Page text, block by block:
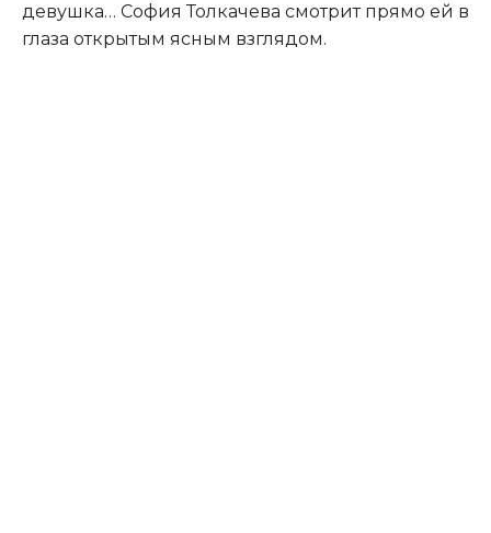
девушка… София Толкачева смотрит прямо ей в
глаза открытым ясным взглядом.